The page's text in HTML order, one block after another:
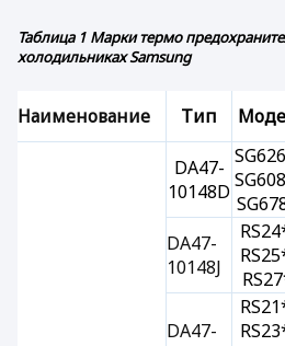
Таблица 1 Марки термо
холодильниках Samsung
Наименование Тип
DA47-
10148D
DA47-
10148J
DA47-